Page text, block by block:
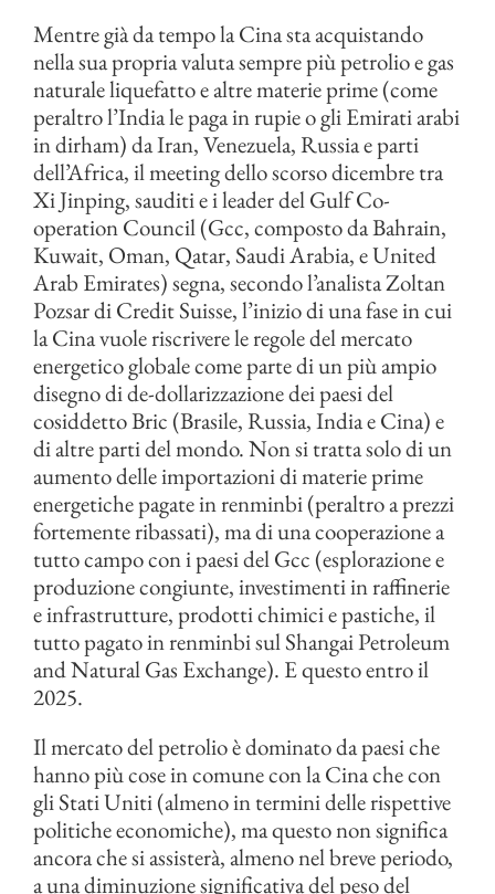
Mentre già da tempo la Cina sta acquistando
nella sua propria valuta sempre più petrolio e gas
naturale liquefatto e altre materie prime (come
peraltro l’India le paga in rupie o gli Emirati arabi
in dirham) da Iran, Venezuela, Russia e parti
dell’Africa, il meeting dello scorso dicembre tra
Xi Jinping, sauditi e i leader del Gulf Co-
operation Council (Gcc, composto da Bahrain,
Kuwait, Oman, Qatar, Saudi Arabia, e United
Arab Emirates) segna, secondo l’analista Zoltan
Pozsar di Credit Suisse, l’inizio di una fase in cui
la Cina vuole riscrivere le regole del mercato
energetico globale come parte di un più ampio
disegno di de-dollarizzazione dei paesi del
cosiddetto Bric (Brasile, Russia, India e Cina) e
di altre parti del mondo. Non si tratta solo di un
aumento delle importazioni di materie prime
energetiche pagate in renminbi (peraltro a prezzi
fortemente ribassati), ma di una cooperazione a
tutto campo con i paesi del Gcc (esplorazione e
produzione congiunte, investimenti in raffinerie
e infrastrutture, prodotti chimici e pastiche, il
tutto pagato in renminbi sul Shangai Petroleum
and Natural Gas Exchange). E questo entro il
2025.
Il mercato del petrolio è dominato da paesi che
hanno più cose in comune con la Cina che con
gli Stati Uniti (almeno in termini delle rispettive
politiche economiche), ma questo non significa
ancora che si assisterà, almeno nel breve periodo,
a una diminuzione significativa del peso del